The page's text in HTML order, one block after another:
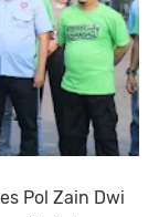
Pol Zain Dwi